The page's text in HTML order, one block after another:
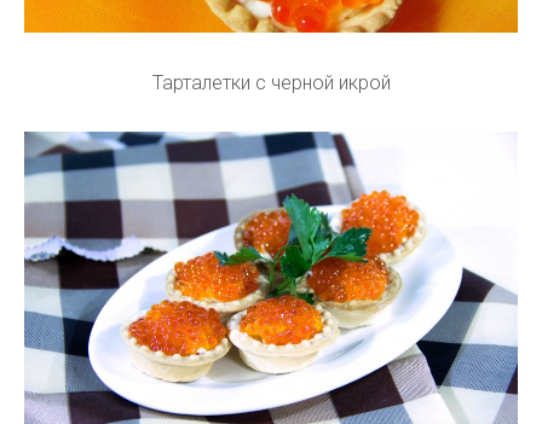
Тарталетки с черной икрой